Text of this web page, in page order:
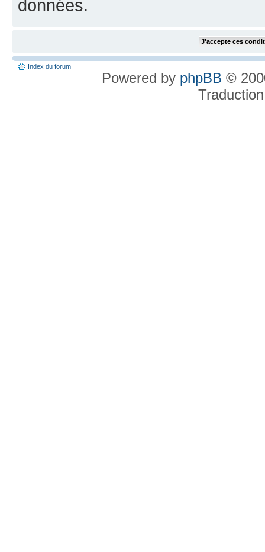
données.
Index du forum
Powered by phpBB ©